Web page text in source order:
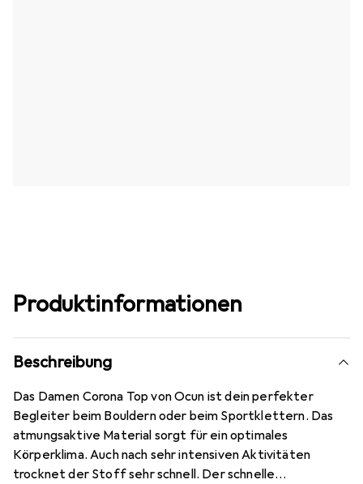
Produktinformationen
Beschreibung
Das Damen Corona Top von Ocun ist dein perfekter
Begleiter beim Bouldern oder beim Sportklettern. Das
atmungsaktive Material sorgt für ein optimales
Körperklima. Auch nach sehr intensiven Aktivitäten
trocknet der Stoff sehr schnell. Der schnelle